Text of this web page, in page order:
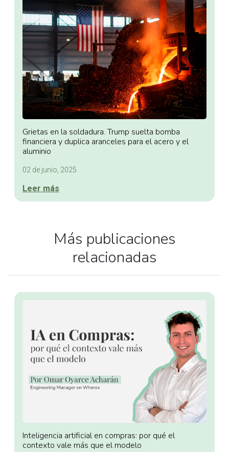
Grietas en la soldadura. Trump suelta bomba
financiera y duplica aranceles para el acero y el
aluminio
02 de junio, 2025
Leer más
Más publicaciones
relacionadas
Inteligencia artificial en compras: por qué el
contexto vale más que el modelo